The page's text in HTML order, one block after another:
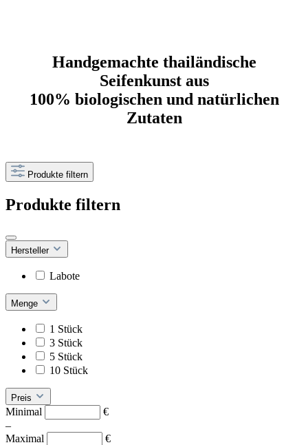
Handgemachte thailändische
Seifenkunst aus
100% biologischen und natürlichen
Zutaten
Produkte filtern
Produkte filtern
Hersteller
Labote
Menge
1 Stück
3 Stück
5 Stück
10 Stück
Preis
Minimal
€
–
Maximal
€